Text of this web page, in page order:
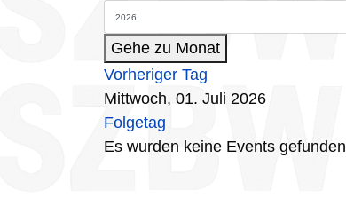
Gehe zu Monat
Vorheriger Tag
Mittwoch, 01. Juli 2026
Folgetag
Es wurden keine Events gefunden